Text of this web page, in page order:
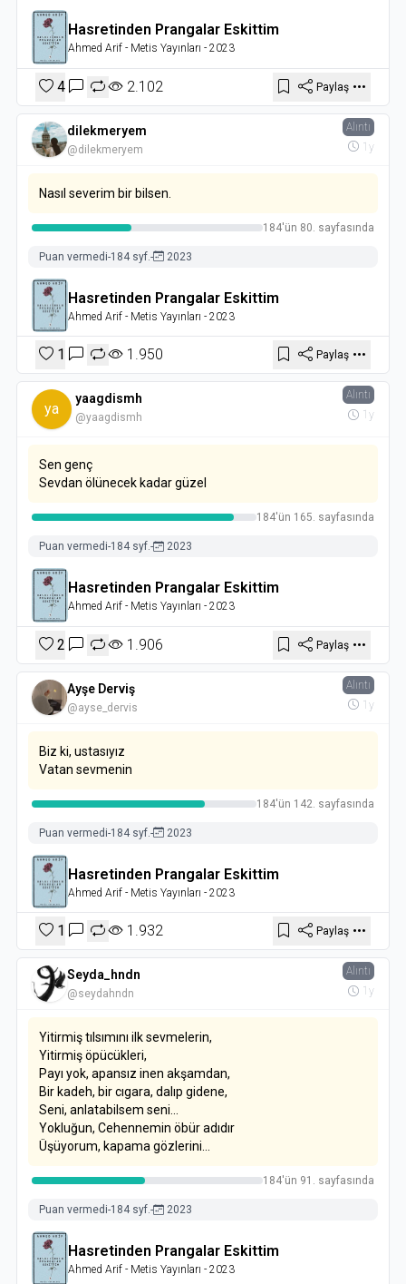
Hasretinden Prangalar Eskittim
Ahmed Arif- Metis Yayınları - 2023
4 2.102 Paylaş
dilekmeryem
@dilekmeryem
Alıntı
1y
Nasıl severim bir bilsen.
184'ün 80. sayfasında
Puan vermedi-184 syf.- 2023
Hasretinden Prangalar Eskittim
Ahmed Arif- Metis Yayınları - 2023
1 1.950 Paylaş
ya
yaagdismh
@yaagdismh
Alıntı
1y
Sen genç
Sevdan ölünecek kadar güzel
184'ün 165. sayfasında
Puan vermedi-184 syf.- 2023
Hasretinden Prangalar Eskittim
Ahmed Arif- Metis Yayınları - 2023
2 1.906 Paylaş
Ayşe Derviş
@ayse_dervis
Alıntı
1y
Biz ki, ustasıyız
Vatan sevmenin
184'ün 142. sayfasında
Puan vermedi-184 syf.- 2023
Hasretinden Prangalar Eskittim
Ahmed Arif- Metis Yayınları - 2023
1 1.932 Paylaş
Seyda_hndn
@seydahndn
Alıntı
1y
Yitirmiş tılsımını ilk sevmelerin,
Yitirmiş öpücükleri,
Payı yok, apansız inen akşamdan,
Bir kadeh, bir cıgara, dalıp gidene,
Seni, anlatabilsem seni...
Yokluğun, Cehennemin öbür adıdır
Üşüyorum, kapama gözlerini...
184'ün 91. sayfasında
Puan vermedi-184 syf.- 2023
Hasretinden Prangalar Eskittim
Ahmed Arif- Metis Yayınları - 2023